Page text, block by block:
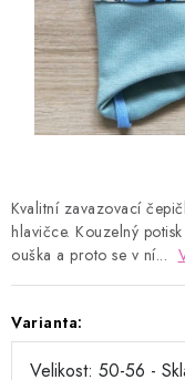
Kontakty Proč
Tabulka velikostí
Velkoobchod
Podmínky ochrany
Kvalitní zavazovací
hlavičce. Kouzelný
ouška a proto se v ní...
Varianta: